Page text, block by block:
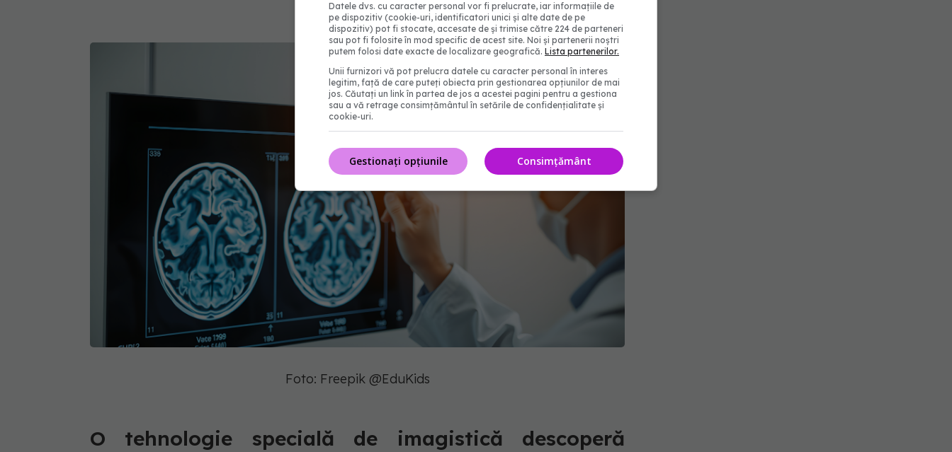
Foto: Freepik @EduKids
O tehnologie specială de imagistică descoperă
Datele dvs. cu caracter personal vor fi prelucrate, iar informațiile de
pe dispozitiv (cookie-uri, identificatori unici și alte date de pe
dispozitiv) pot fi stocate, accesate de și trimise către 224 de parteneri
sau pot fi folosite în mod specific de acest site. Noi și partenerii noștri
putem folosi date exacte de localizare geografică. Lista partenerilor.
Unii furnizori vă pot prelucra datele cu caracter personal în interes
legitim, față de care puteți obiecta prin gestionarea opțiunilor de mai
jos. Căutați un link în partea de jos a acestei pagini pentru a gestiona
sau a vă retrage consimțământul în setările de confidențialitate și
cookie-uri.
Consimțământ
Gestionați opțiunile